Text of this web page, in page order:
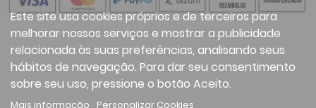
Este site usa cookies próprios e de terceiros para
melhorar nossos serviços e mostrar a publicidade
relacionada às suas preferências, analisando seus
hábitos de navegação. Para dar seu consentimento
sobre seu uso, pressione o botão Aceito.
Mais informação Personalizar Cookies